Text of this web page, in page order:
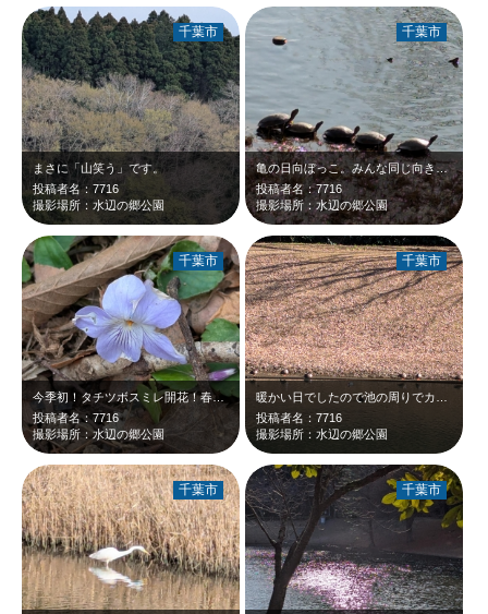
まさに「山笑う」です。
投稿者名：7716
撮影場所：水辺の郷公園
千葉市
亀の日向ぼっこ。みんな同じ向きなのが面白いです。
投稿者名：7716
撮影場所：水辺の郷公園
千葉市
今季初！タチツボスミレ開花！春ですね。
投稿者名：7716
撮影場所：水辺の郷公園
千葉市
投稿者名：7716
撮影場所：水辺の郷公園
千葉市
千葉市 千葉市